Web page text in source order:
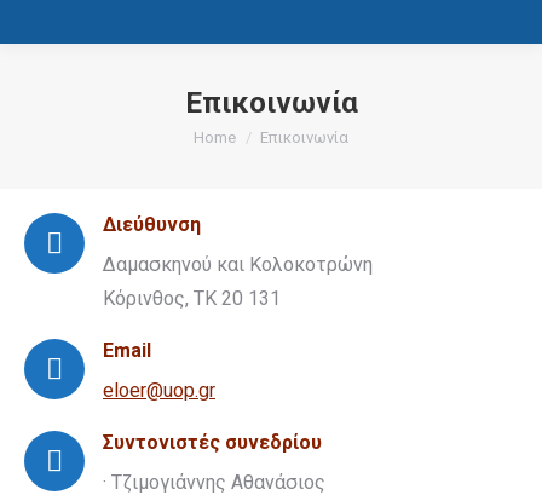
Επικοινωνία
You are here:
Home Επικοινωνία
Διεύθυνση
Δαμασκηνού και Κολοκοτρώνη
Κόρινθος, ΤΚ 20 131
Email
eloer@uop.gr
Συντονιστές συνεδρίου
· Τζιμογιάννης Αθανάσιος